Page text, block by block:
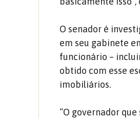
O senador é
em seu gabinete
funcionário –
obtido com esse
imobiliários.
“O governador